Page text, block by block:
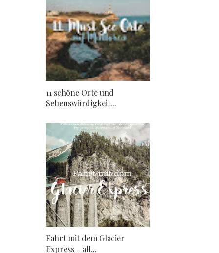
11 schöne Orte und
Sehenswürdigkeit...
Fahrt mit dem Glacier
Express - all...